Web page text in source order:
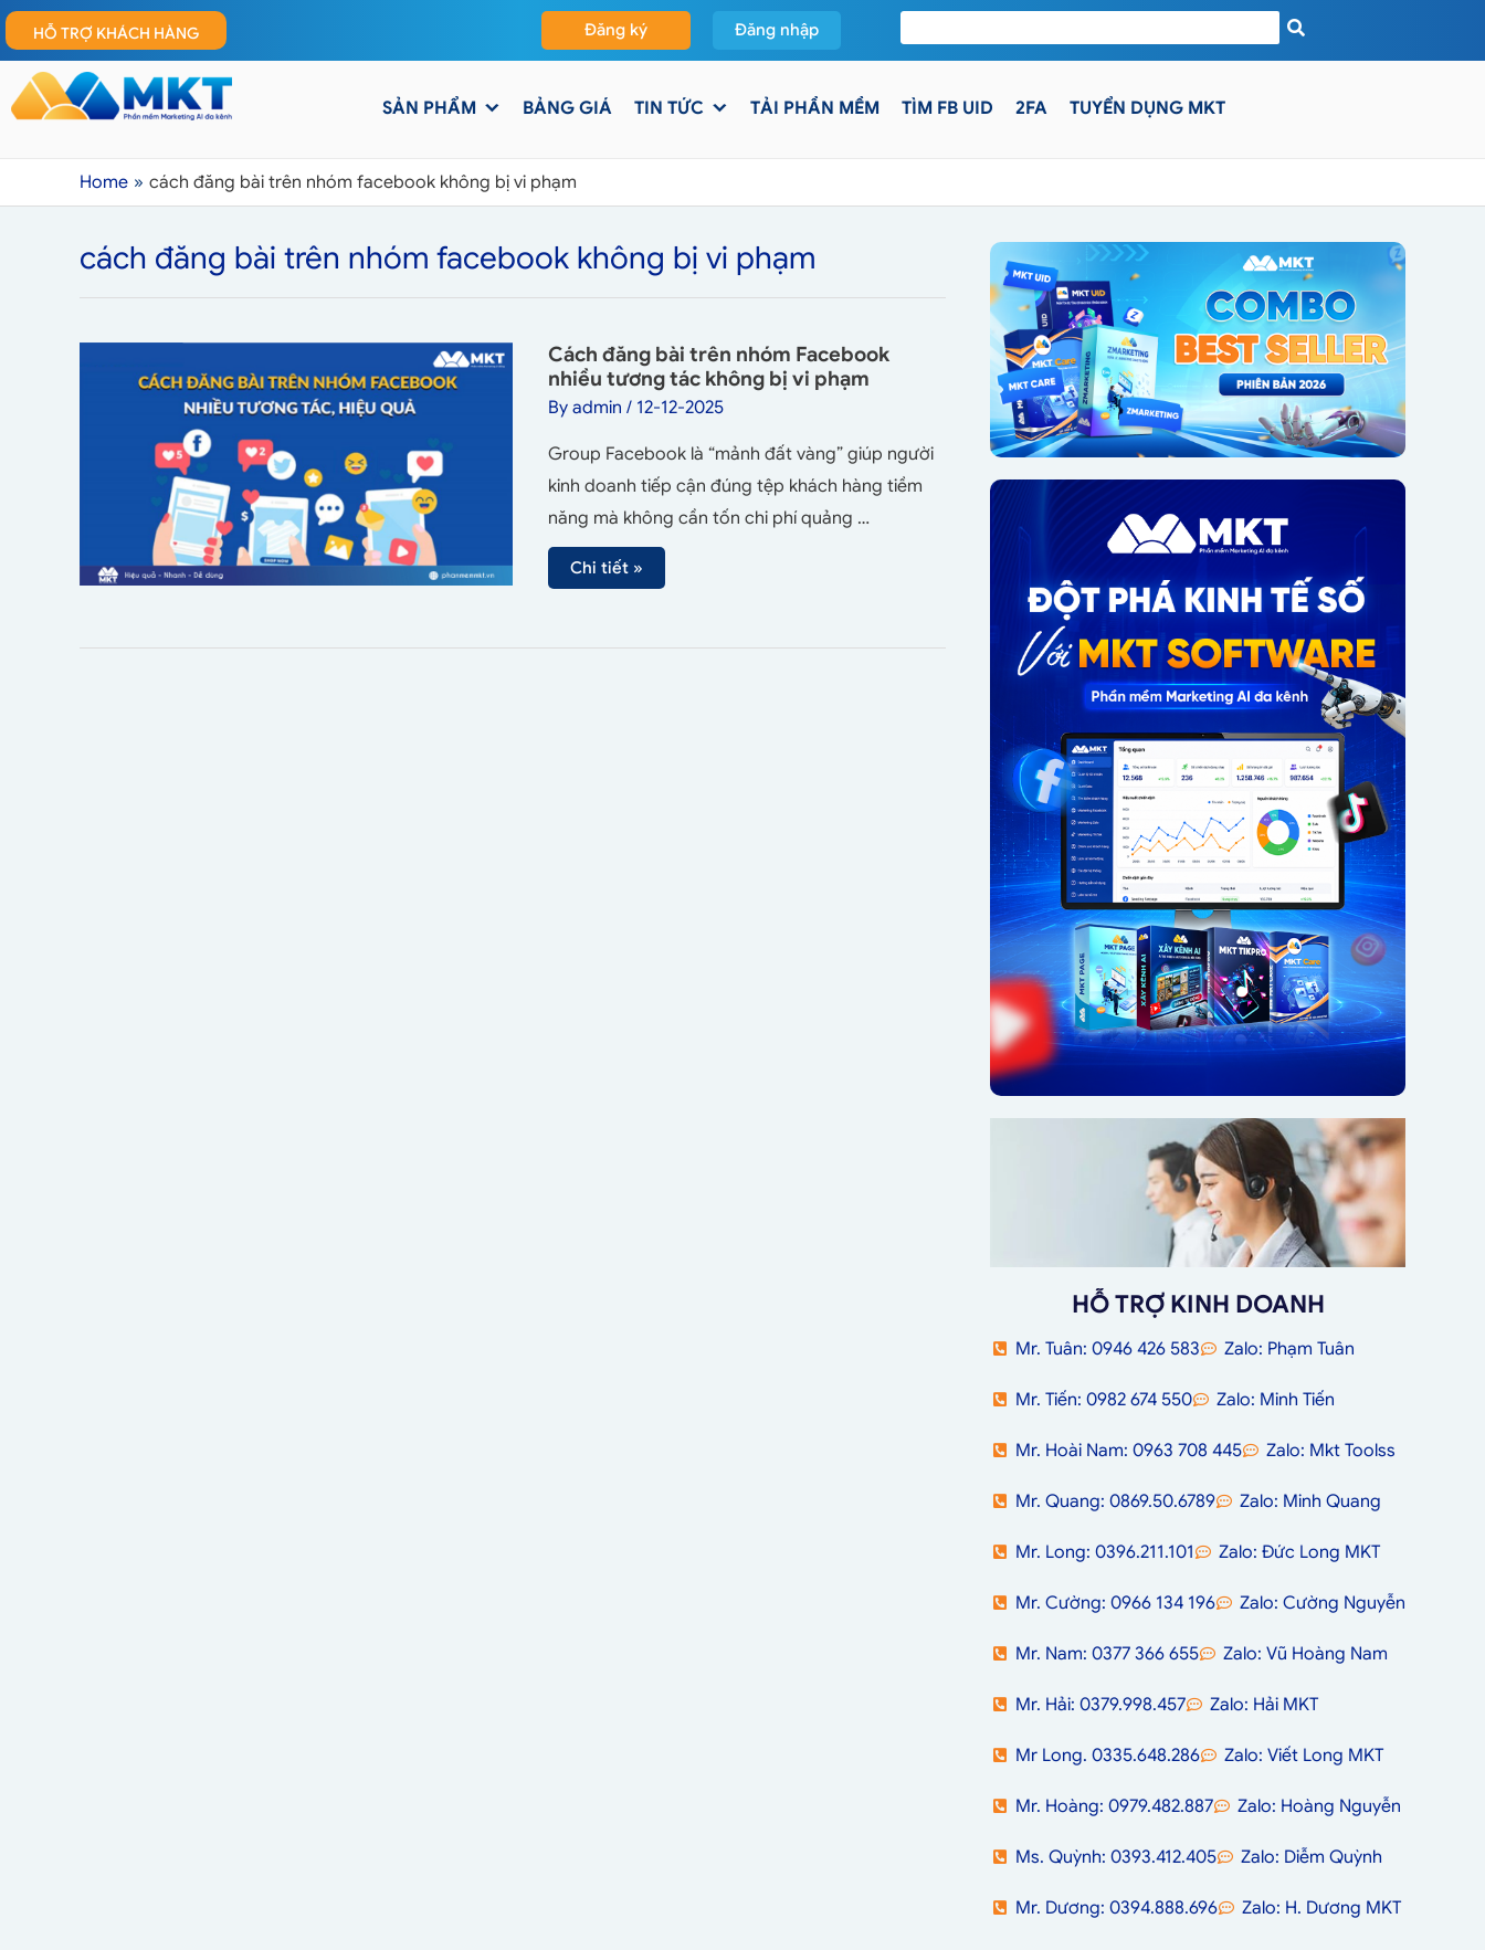
HỖ TRỢ KHÁCH HÀNG Đăng ký Đăng nhập
SẢN PHẨM BẢNG GIÁ TIN TỨC TẢI PHẦN MỀM TÌM FB UID 2FA TUYỂN DỤNG MKT
Home cách đăng bài trên nhóm facebook không bị vi phạm
cách đăng bài trên nhóm facebook không bị vi phạm
Cách đăng bài trên nhóm Facebook
nhiều tương tác không bị vi phạm
By admin / 12-12-2025
Group Facebook là “mảnh đất vàng” giúp người
kinh doanh tiếp cận đúng tệp khách hàng tiềm
năng mà không cần tốn chi phí quảng …
Chi tiết »
HỖ TRỢ KINH DOANH
Mr. Tuân: 0946 426 583 Zalo: Phạm Tuân
Mr. Tiến: 0982 674 550 Zalo: Minh Tiến
Mr. Hoài Nam: 0963 708 445 Zalo: Mkt Toolss
Mr. Quang: 0869.50.6789 Zalo: Minh Quang
Mr. Long: 0396.211.101 Zalo: Đức Long MKT
Mr. Cường: 0966 134 196 Zalo: Cường Nguyễn
Mr. Nam: 0377 366 655 Zalo: Vũ Hoàng Nam
Mr. Hải: 0379.998.457 Zalo: Hải MKT
Mr Long. 0335.648.286 Zalo: Viết Long MKT
Mr. Hoàng: 0979.482.887 Zalo: Hoàng Nguyễn
Ms. Quỳnh: 0393.412.405 Zalo: Diễm Quỳnh
Mr. Dương: 0394.888.696 Zalo: H. Dương MKT